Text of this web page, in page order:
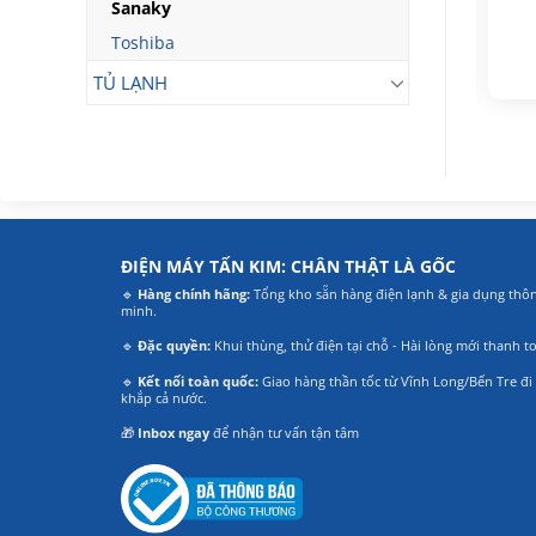
Sanaky
Toshiba
TỦ LẠNH
mở Sanaky VH
3699W1
7.890.000₫
6.490.000₫hiện
ĐIỆN MÁY TẤN KIM: CHÂN THẬT LÀ GỐC
🔹 Hàng chính hãng:Tổng kho sẵn hàng điện lạnh & gia dụng
minh.
🔹 Đặc quyền:Khui thùng, thử điện tại chỗ - Hài lòng mới thanh
🔹 Kết nối toàn quốc:Giao hàng thần tốc từ Vĩnh Long/Bến Tre đi
khắp cả nước.
🎁 Inbox ngayđể nhận tư vấn tận tâm